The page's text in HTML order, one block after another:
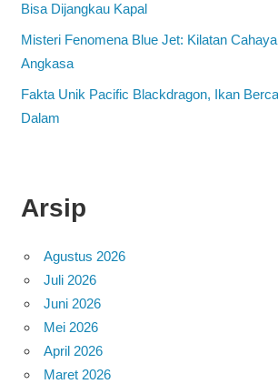
Bisa Dijangkau Kapal
Misteri Fenomena Blue Jet: Kilatan
Angkasa
Fakta Unik Pacific Blackdragon, Ikan
Dalam
Arsip
Agustus 2026
Juli 2026
Juni 2026
Mei 2026
April 2026
Maret 2026